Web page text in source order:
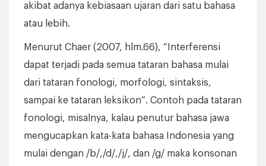
akibat adanya kebiasaan ujaran dari satu bahasa
atau lebih.
Menurut Chaer (2007, hlm.66), “Interferensi
dapat terjadi pada semua tataran bahasa mulai
dari tataran fonologi, morfologi, sintaksis,
sampai ke tataran leksikon”. Contoh pada tataran
fonologi, misalnya, kalau penutur bahasa jawa
mengucapkan kata-kata bahasa Indonesia yang
mulai dengan /b/,/d/,/j/, dan /g/ maka konsonan